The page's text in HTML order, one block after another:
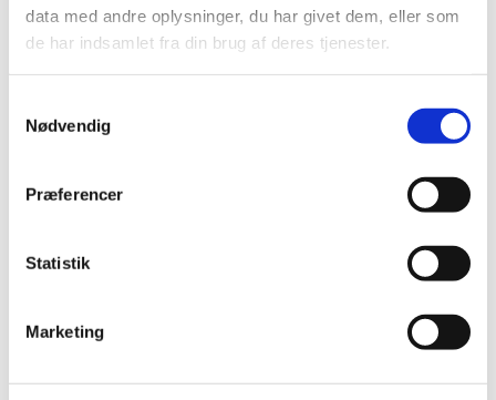
data med andre oplysninger, du har givet dem, eller som
de har indsamlet fra din brug af deres tjenester.
Nødvendig
Præferencer
Statistik
Marketing
Du vil måske også kunne lide...